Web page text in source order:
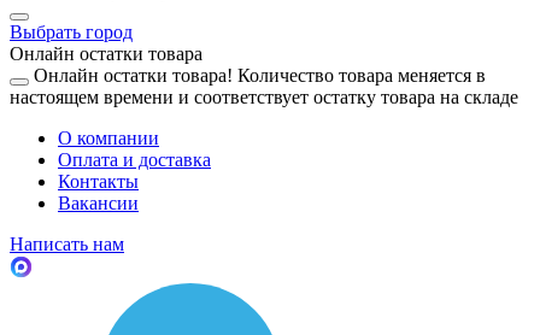
Выбрать город
Онлайн остатки товара
Онлайн остатки товара! Количество товара меняется в
настоящем времени и соответствует остатку товара на складе
О компании
Оплата и доставка
Контакты
Вакансии
Написать нам